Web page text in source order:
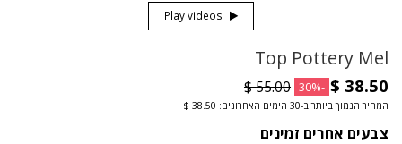
Top Pottery Mel
-30%
המחיר הנמוך ביותר ב-30 הימים האחרונים: ‏38.50 $
צבעים אחרים זמינים